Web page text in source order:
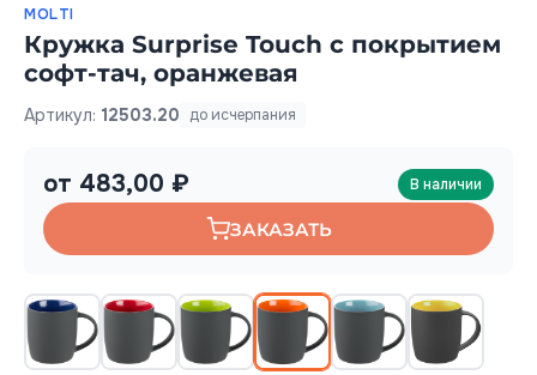
MOLTI
Кружка Surprise Touch с покрытием
софт-тач, оранжевая
Артикул: 12503.20 до исчерпания
от 483,00 ₽ В наличии
ЗАКАЗАТЬ